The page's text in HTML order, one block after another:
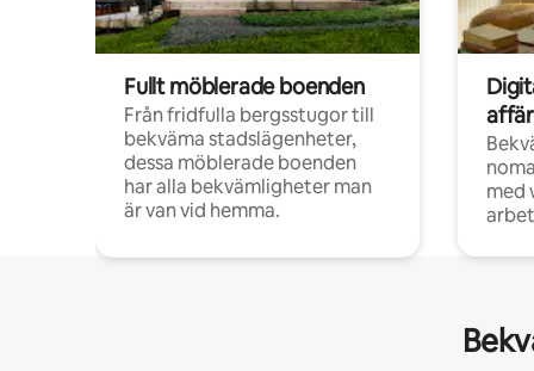
Fullt möblerade boenden
Från fridfulla bergsstugor till
bekväma stadslägenheter,
dessa möblerade boenden
har alla bekvämligheter man
är van vid hemma.
med